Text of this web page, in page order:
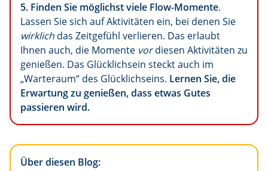
5. Finden Sie möglichst viele Flow-Momente.
Lassen Sie sich auf Aktivitäten ein, bei denen Sie
wirklich das Zeitgefühl verlieren. Das erlaubt
Ihnen auch, die Momente vordiesen Aktivitäten zu
genießen. Das Glücklichsein steckt auch im
„Warteraum“ des Glücklichseins. Lernen Sie, die
Erwartung zu genießen, dass etwas Gutes
passieren wird.
Über diesen Blog: